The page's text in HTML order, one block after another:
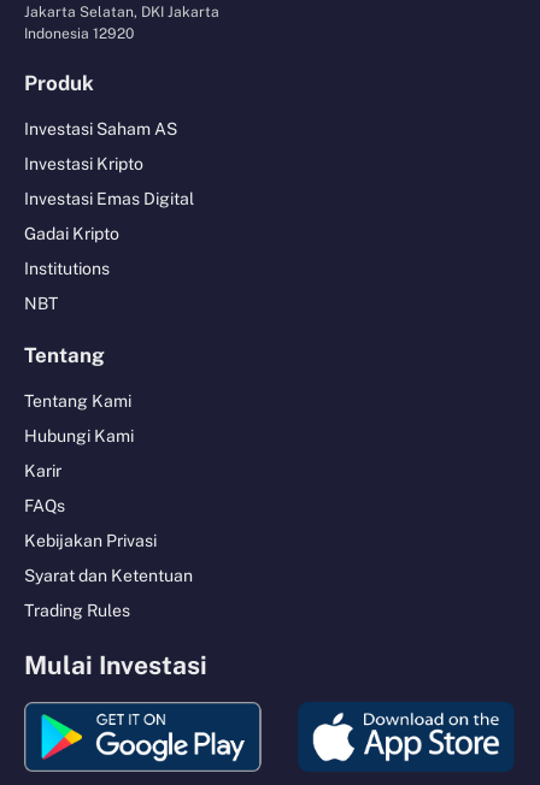
Jakarta Selatan, DKI Jakarta
Indonesia 12920
Produk
Investasi Saham AS
Investasi Kripto
Investasi Emas Digital
Gadai Kripto
Institutions
NBT
Tentang
Tentang Kami
Hubungi Kami
Karir
FAQs
Kebijakan Privasi
Syarat dan Ketentuan
Trading Rules
Mulai Investasi